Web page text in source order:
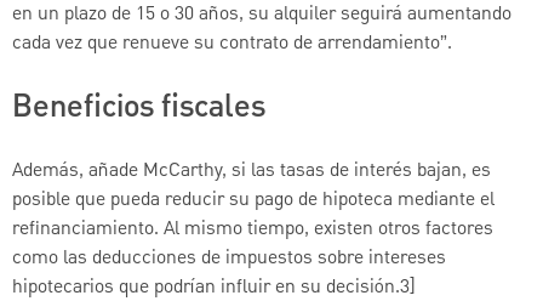
en un plazo de 15 o 30 años, su alquiler seguirá aumentando
cada vez que renueve su contrato de arrendamiento”.
Beneficios fiscales
Además, añade McCarthy, si las tasas de interés bajan, es
posible que pueda reducir su pago de hipoteca mediante el
refinanciamiento. Al mismo tiempo, existen otros factores
como las deducciones de impuestos sobre intereses
hipotecarios que podrían influir en su decisión.3]